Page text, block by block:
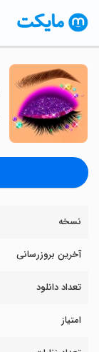
نسخه
آخرین بروزرسانی
تعداد دانلود
امتیاز